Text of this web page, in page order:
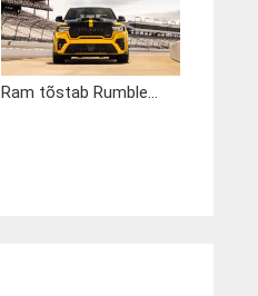
Ram tõstab Rumble...